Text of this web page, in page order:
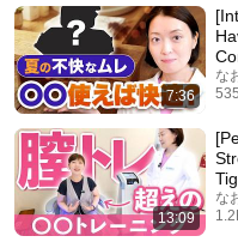
7:36
な
13:09
な